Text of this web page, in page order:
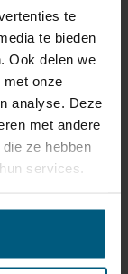
te
te bieden
Ook delen we
met onze
analyse. Deze
met andere
ze hebben
services.
en
de retour